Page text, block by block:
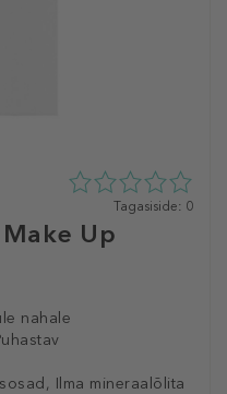
Up
nahale
Ilma mineraalõlita
0
5st
Tagasiside: 0